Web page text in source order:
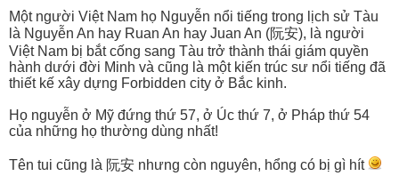
Một người Việt Nam họ Nguyễn nổi tiếng trong lịch sử Tàu
là Nguyễn An hay Ruan An hay Juan An (阮安), là người
Việt Nam bị bắt cống sang Tàu trở thành thái giám quyền
hành dưới đời Minh và cũng là một kiến trúc sư nổi tiếng đã
thiết kế xây dựng Forbidden city ở Bắc kinh.
Họ nguyễn ở Mỹ đứng thứ 57, ở Úc thứ 7, ở Pháp thứ 54
của những họ thường dùng nhất!
Tên tui cũng là 阮安 nhưng còn nguyên, hổng có bị gì hít